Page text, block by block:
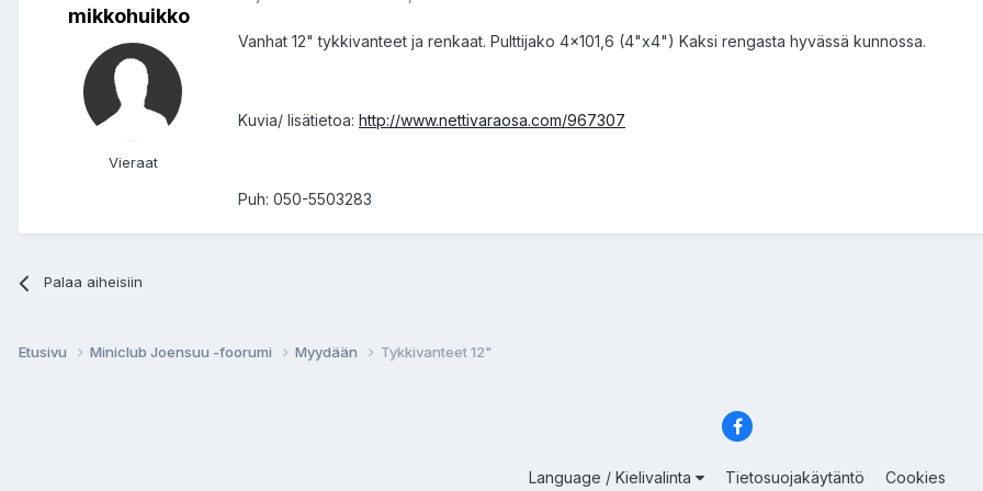
mikkohuikko
Vieraat
Vanhat 12" tykkivanteet ja renkaat. Pulttijako 4x101,6 (4"x4") Kaksi rengasta hyvässä kunnossa.
Kuvia/ lisätietoa: http://www.nettivaraosa.com/967307
Puh: 050-5503283
Palaa aiheisiin
Etusivu Miniclub Joensuu -foorumi Myydään Tykkivanteet 12"
Language / Kielivalinta Tietosuojakäytäntö Cookies